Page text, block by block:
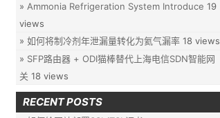
Ammonia Refrigeration System Introduce 19
views
如何将制冷剂年泄漏量转化为氦气漏率 18 views
SFP路由器 + ODI猫棒替代上海电信SDN智能网
关 18 views
RECENT POSTS